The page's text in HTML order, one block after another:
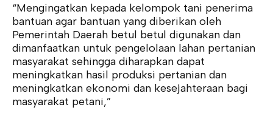
“Mengingatkan kepada kelompok tani penerima
bantuan agar bantuan yang diberikan oleh
Pemerintah Daerah betul betul digunakan dan
dimanfaatkan untuk pengelolaan lahan pertanian
masyarakat sehingga diharapkan dapat
meningkatkan hasil produksi pertanian dan
meningkatkan ekonomi dan kesejahteraan bagi
masyarakat petani,”